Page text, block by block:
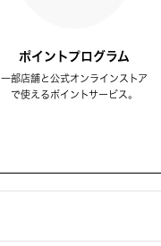
ポイントプログラム
一部店舗と公式オンラインストア
で使えるポイントサービス。